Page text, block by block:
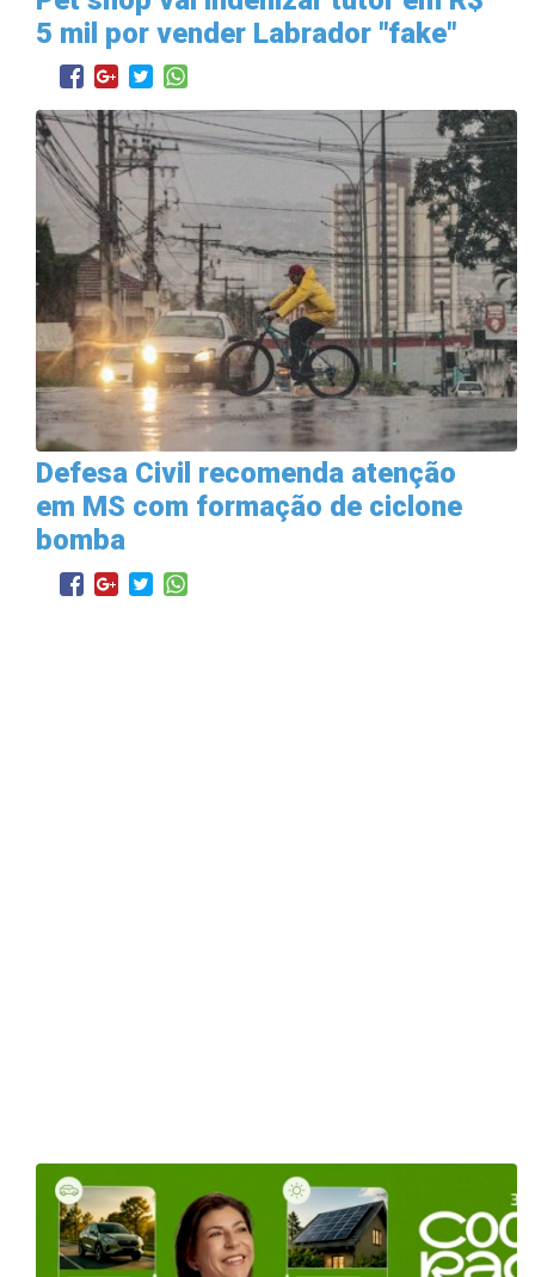
5 mil por vender Labrador "fake"
Defesa Civil recomenda atenção
em MS com formação de ciclone
bomba